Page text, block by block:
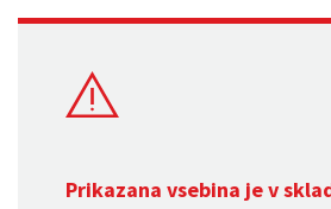
Prikazana vsebina je v